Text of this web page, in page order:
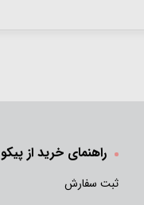
راهنمای خرید از پیکو
ثبت سفارش